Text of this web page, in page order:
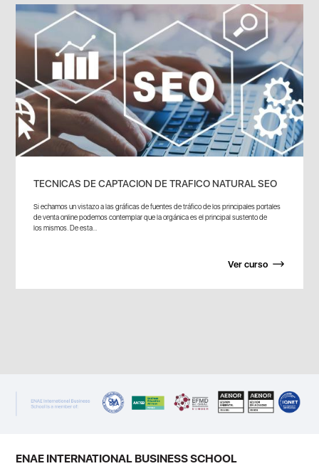
TECNICAS DE CAPTACION DE TRAFICO NATURAL SEO
Si echamos un vistazo a las gráficas de fuentes de tráfico de los principales portales
de venta online podemos contemplar que la orgánica es el principal sustento de
los mismos. De esta...
Ver curso
ENAE INTERNATIONAL BUSINESS SCHOOL